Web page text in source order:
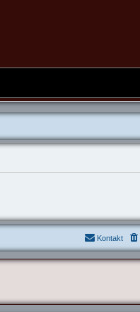
Kontakt